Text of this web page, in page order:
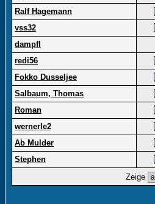
Ralf Hagemann
vss32
dampfl
redi56
Fokko Dusseljee
Salbaum, Thomas
Roman
wernerle2
Ab Mulder
Stephen
Zeige